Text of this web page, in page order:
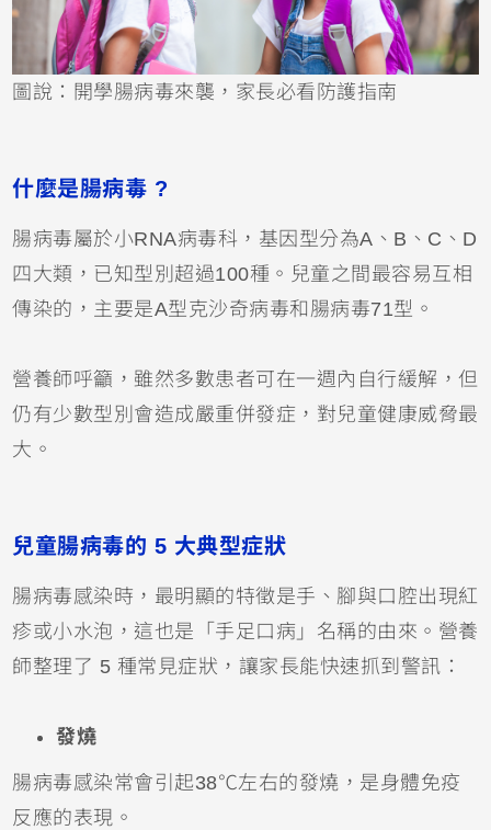
圖說：開學腸病毒來襲，家長必看防護指南
什麼是腸病毒 ?
腸病毒屬於小RNA病毒科，基因型分為A、B、C、D
四大類，已知型別超過100種。兒童之間最容易互相
傳染的，主要是A型克沙奇病毒和腸病毒71型。
營養師呼籲，雖然多數患者可在一週內自行緩解，但
仍有少數型別會造成嚴重併發症，對兒童健康威脅最
大。
兒童腸病毒的 5 大典型症狀
腸病毒感染時，最明顯的特徵是手、腳與口腔出現紅
疹或小水泡，這也是「手足口病」名稱的由來。營養
師整理了 5 種常見症狀，讓家長能快速抓到警訊：
發燒
腸病毒感染常會引起38℃左右的發燒，是身體免疫
反應的表現。